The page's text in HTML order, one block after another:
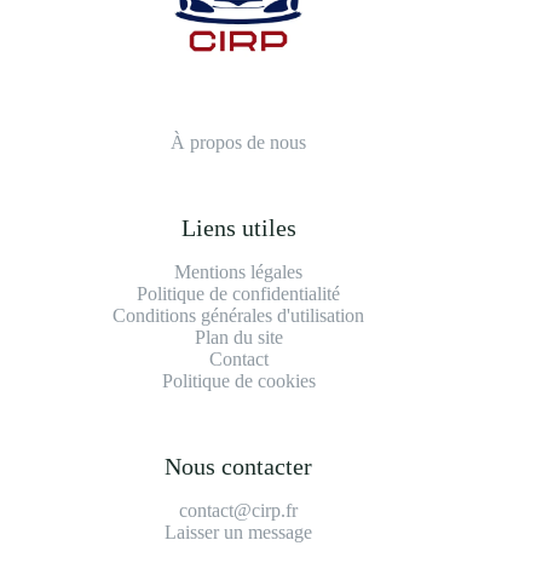
À propos de nous
Liens utiles
Mentions légales
Politique de confidentialité
Conditions générales d'utilisation
Plan du site
Contact
Politique de cookies
Nous contacter
contact@cirp.fr
Laisser un message